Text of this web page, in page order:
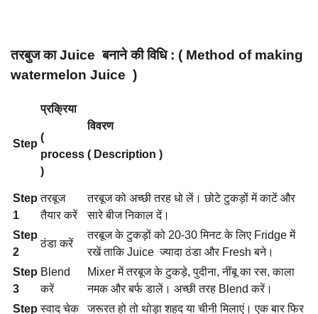
तरबुज काJuice बनाने की विधि : ( Method of making
watermelon Juice )
Step
प्रक्रिया
(
process
)
विवरण
( Description )
Step
1
तरबूज
तैयार करें
तरबूज को अच्छी तरह धो लें। छोटे टुकड़ों में काटें और
सारे बीज निकाल दें।
Step
2
ठंडा करें
तरबूज के टुकड़ों को 20-30 मिनट के लिए Fridge में
रखें ताकि Juice ज्यादा ठंडा और Fresh बने।
Step
3
Blend
करें
Mixer में तरबूज के टुकड़े, पुदीना, नींबू का रस, काला
नमक और बर्फ डालें। अच्छी तरह Blend करें।
Step स्वाद चेक जरूरत हो तो थोड़ा शहद या चीनी मिलाएं। एक बार फिर